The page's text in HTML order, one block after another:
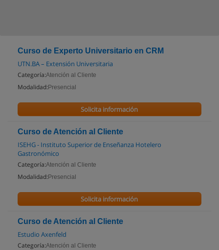
Curso de Experto Universitario en CRM
UTN.BA – Extensión Universitaria
Categoría:Atención al Cliente
Modalidad: Presencial
Solicita información
Curso de Atención al Cliente
ISEHG - Instituto Superior de Enseñanza Hotelero
Gastronómico
Categoría:Atención al Cliente
Modalidad: Presencial
Solicita información
Curso de Atención al Cliente
Estudio Axenfeld
Categoría:Atención al Cliente